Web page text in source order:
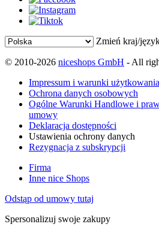
Zmień kraj/
© 2010-2026 niceshops GmbH - All
Impressum i warunki użytkowania
Ochrona danych osobowych
Ogólne Warunki Handlowe i
umowy
Deklaracja dostępności
Ustawienia ochrony danych
Rezygnacja z subskrypcji
Firma
Inne nice Shops
Odstąp od umowy tutaj
Spersonalizuj swoje zakupy